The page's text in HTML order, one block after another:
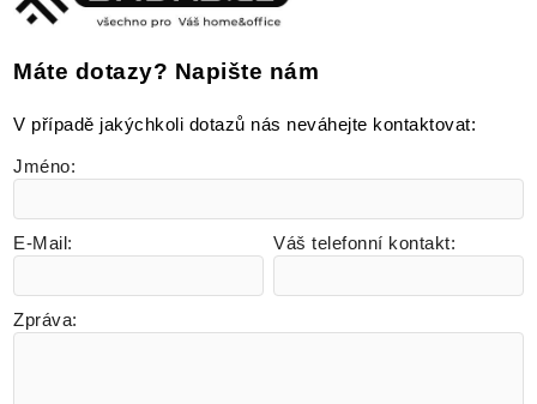
Máte dotazy? Napište nám
V případě jakýchkoli dotazů nás neváhejte kontaktovat:
Jméno:
E-Mail: Váš telefonní kontakt:
Zpráva: